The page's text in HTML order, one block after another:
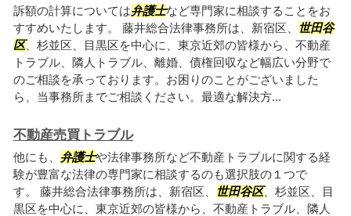
訴額の計算については弁護士など専門家に相談することをお
すすめいたします。 藤井総合法律事務所は、新宿区、
世田谷
区、杉並区、目黒区を中心に、東京近郊の皆様から、不動産
トラブル、隣人トラブル、離婚、債権回収など幅広い分野で
のご相談を承っております。お困りのことがございました
ら、当事務所までご相談ください。最適な解決方...
不動産売買トラブル
他にも、 弁護士や法律事務所など不動産トラブルに関する経
験が豊富な法律の専門家に相談するのも選択肢の１つで
す。 藤井総合法律事務所は、新宿区、
世田谷区、杉並区、目
黒区を中心に、東京近郊の皆様から、不動産トラブル、隣人